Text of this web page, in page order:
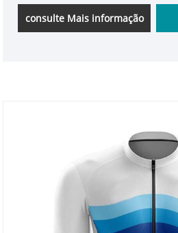
consulte Mais informação